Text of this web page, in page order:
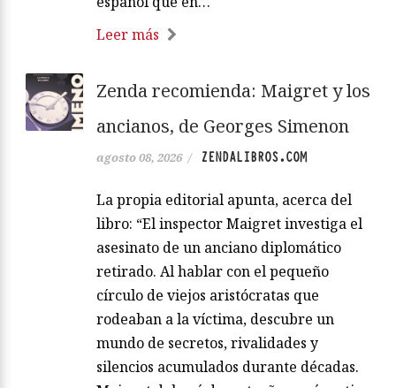
Leer más
Zenda recomienda: Maigret y los
ancianos, de Georges Simenon
agosto 08, 2026 / ZENDALIBROS.COM
La propia editorial apunta, acerca del
libro: “El inspector Maigret investiga el
asesinato de un anciano diplomático
retirado. Al hablar con el pequeño
círculo de viejos aristócratas que
rodeaban a la víctima, descubre un
mundo de secretos, rivalidades y
silencios acumulados durante décadas.